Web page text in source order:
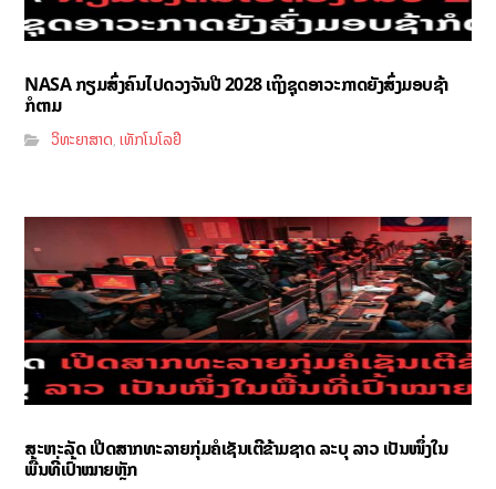
NASA ກຽມສົ່ງຄົນໄປດວງຈັນປີ 2028 ເຖິງຊຸດອາວະກາດຍັງສົ່ງມອບຊ້າ
ກໍຕາມ
ວິທະຍາສາດ,ເທັກໂນໂລຢີ
ສະຫະລັດ ເປີດສາກທະລາຍກຸ່ມຄໍເຊັນເຕີຂ້າມຊາດ ລະບຸ ລາວ ເປັນໜຶ່ງໃນ
ພື້ນທີ່ເປົ້າໝາຍຫຼັກ